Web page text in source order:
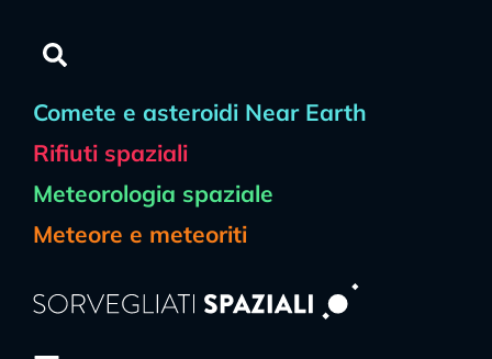
Comete e asteroidi Near Earth
Rifiuti spaziali
Meteorologia spaziale
Meteore e meteoriti